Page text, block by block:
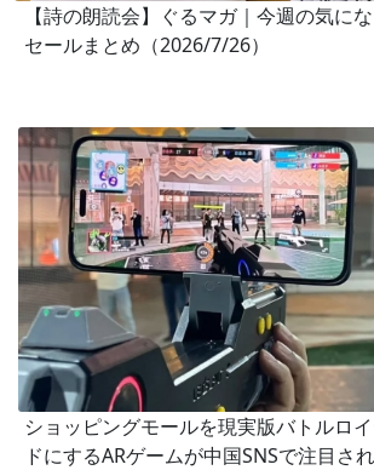
【詩の朗読会】ぐるマガ｜今週の気に
セールまとめ（2026/7/26）
ショッピングモールを現実版バトルロ
ドにするARゲームが中国SNSで注目さ